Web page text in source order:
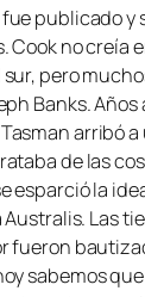
publicado y
Cook no creía
pero
Banks. Años
arribó
de las
esparció la
Las
fueron
sabemos